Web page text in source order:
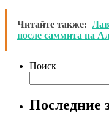
Читайте также:
после саммита на
Поиск
Последние